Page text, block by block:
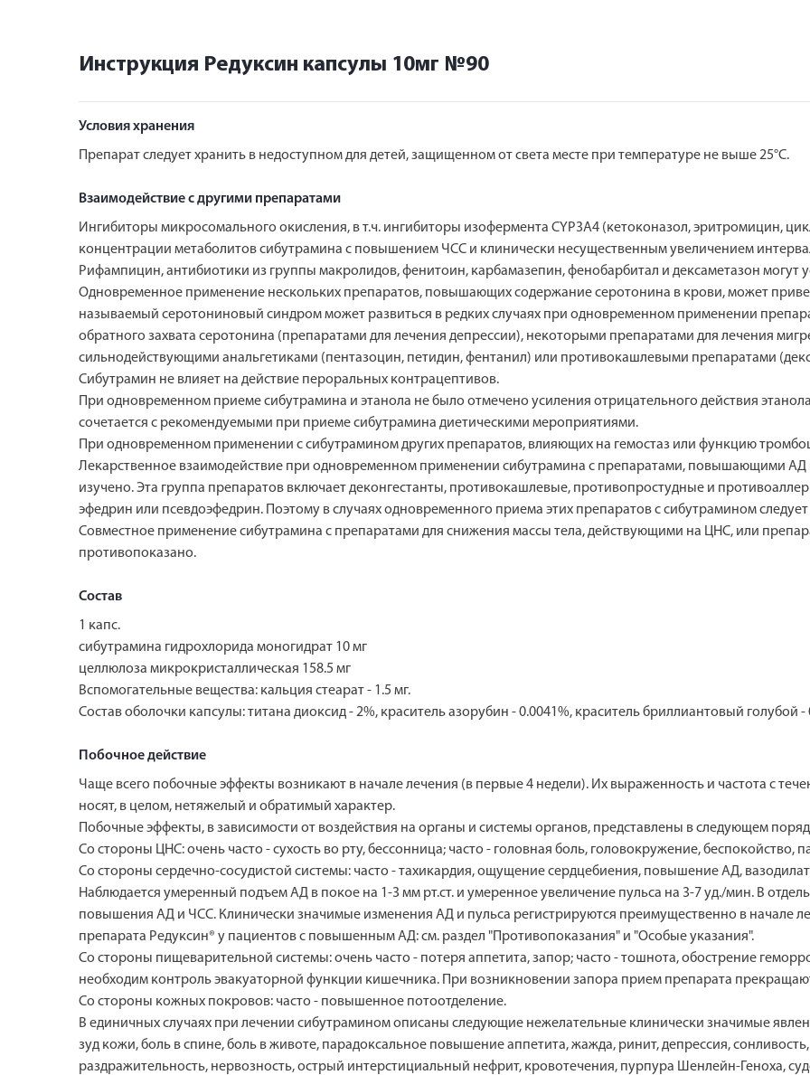
Инструкция Редуксин капсулы 10мг №90
Условия хранения
Препарат следует хранить в недоступном для детей, защищенном от света месте при температуре не выше 25°С.
Взаимодействие с другими препаратами
Ингибиторы микросомального окисления, в т.ч. ингибиторы изофермента CYP3А4 (кетоконазол, эритромицин,
концентрации метаболитов сибутрамина с повышением ЧСС и клинически несущественным увеличением
Рифампицин, антибиотики из группы макролидов, фенитоин, карбамазепин, фенобарбитал и дексаметазон могут
Одновременное применение нескольких препаратов, повышающих содержание серотонина в крови, может
называемый серотониновый синдром может развиться в редких случаях при одновременном применении
обратного захвата серотонина (препаратами для лечения депрессии), некоторыми препаратами для лечения
сильнодействующими анальгетиками (пентазоцин, петидин, фентанил) или противокашлевыми препаратами
Сибутрамин не влияет на действие пероральных контрацептивов.
При одновременном приеме сибутрамина и этанола не было отмечено усиления отрицательного действия
сочетается с рекомендуемыми при приеме сибутрамина диетическими мероприятиями.
При одновременном применении с сибутрамином других препаратов, влияющих на гемостаз или функцию
Лекарственное взаимодействие при одновременном применении сибутрамина с препаратами, повышающими АД
изучено. Эта группа препаратов включает деконгестанты, противокашлевые, противопростудные и
эфедрин или псевдоэфедрин. Поэтому в случаях одновременного приема этих препаратов с сибутрамином
Совместное применение сибутрамина с препаратами для снижения массы тела, действующими на ЦНС, или
противопоказано.
Состав
1 капс.
сибутрамина гидрохлорида моногидрат 10 мг
целлюлоза микрокристаллическая 158.5 мг
Вспомогательные вещества: кальция стеарат - 1.5 мг.
Состав оболочки капсулы: титана диоксид - 2%, краситель азорубин - 0.0041%, краситель бриллиантовый голубой -
Побочное действие
Чаще всего побочные эффекты возникают в начале лечения (в первые 4 недели). Их выраженность и частота с
носят, в целом, нетяжелый и обратимый характер.
Побочные эффекты, в зависимости от воздействия на органы и системы органов, представлены в следующем
Со стороны ЦНС: очень часто - сухость во рту, бессонница; часто - головная боль, головокружение, беспокойство,
Со стороны сердечно-сосудистой системы: часто - тахикардия, ощущение сердцебиения, повышение АД,
Наблюдается умеренный подъем АД в покое на 1-3 мм рт.ст. и умеренное увеличение пульса на 3-7 уд./мин. В
повышения АД и ЧСС. Клинически значимые изменения АД и пульса регистрируются преимущественно в начале
препарата Редуксин® у пациентов с повышенным АД: см. раздел "Противопоказания" и "Особые указания".
Со стороны пищеварительной системы: очень часто - потеря аппетита, запор; часто - тошнота, обострение
необходим контроль эвакуаторной функции кишечника. При возникновении запора прием препарата
Со стороны кожных покровов: часто - повышенное потоотделение.
В единичных случаях при лечении сибутрамином описаны следующие нежелательные клинически значимые
зуд кожи, боль в спине, боль в животе, парадоксальное повышение аппетита, жажда, ринит, депрессия,
раздражительность, нервозность, острый интерстициальный нефрит, кровотечения, пурпура Шенлейн-Геноха,